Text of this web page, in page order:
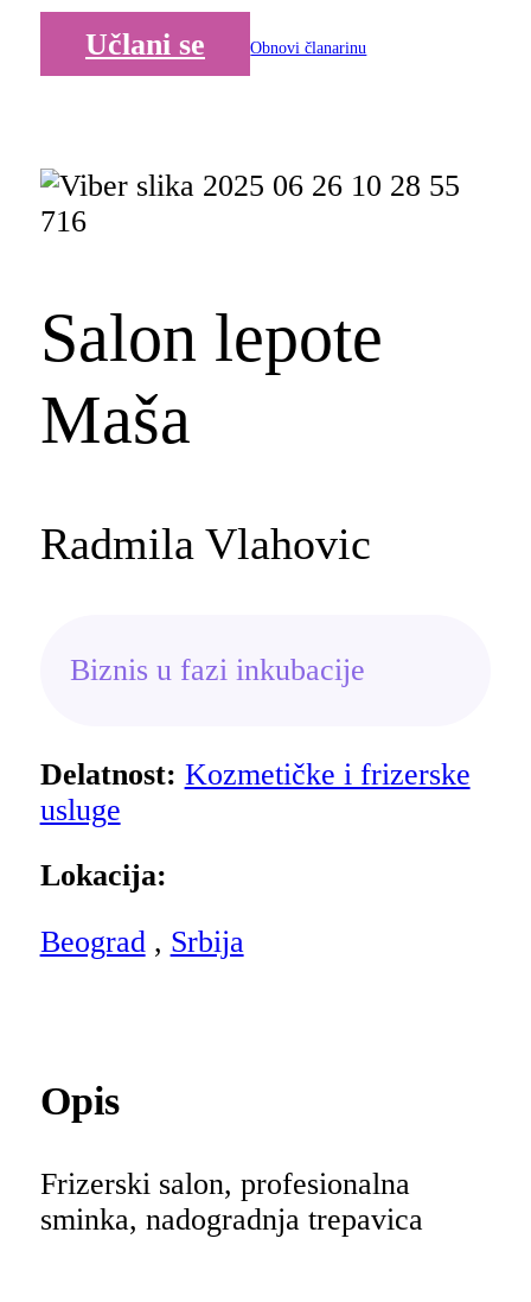
Učlani se
Obnovi članarinu
Salon lepote
Maša
Radmila Vlahovic
Biznis u fazi inkubacije
Delatnost: Kozmetičke i frizerske
usluge
Lokacija:
Beograd , Srbija
Opis
Frizerski salon, profesionalna
sminka, nadogradnja trepavica